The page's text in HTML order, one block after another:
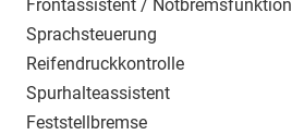
Frontassistent / Notbremsfunktion
Sprachsteuerung
Reifendruckkontrolle
Spurhalteassistent
Feststellbremse